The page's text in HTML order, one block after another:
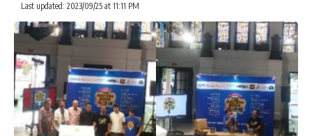
Last updated: 2023/09/25 at 11:11 PM